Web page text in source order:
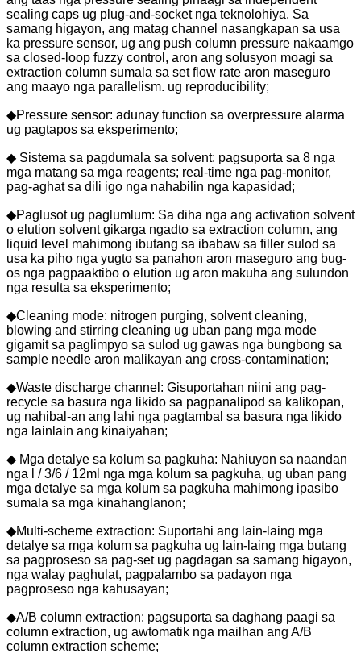
sealing caps ug plug-and-socket nga teknolohiya. Sa
samang higayon, ang matag channel nasangkapan sa usa
ka pressure sensor, ug ang push column pressure nakaamgo
sa closed-loop fuzzy control, aron ang solusyon moagi sa
extraction column sumala sa set flow rate aron maseguro
ang maayo nga parallelism. ug reproducibility;
◆Pressure sensor: adunay function sa overpressure alarma
ug pagtapos sa eksperimento;
◆ Sistema sa pagdumala sa solvent: pagsuporta sa 8 nga
mga matang sa mga reagents; real-time nga pag-monitor,
pag-aghat sa dili igo nga nahabilin nga kapasidad;
◆Paglusot ug paglumlum: Sa diha nga ang activation solvent
o elution solvent gikarga ngadto sa extraction column, ang
liquid level mahimong ibutang sa ibabaw sa filler sulod sa
usa ka piho nga yugto sa panahon aron maseguro ang bug-
os nga pagpaaktibo o elution ug aron makuha ang sulundon
nga resulta sa eksperimento;
◆Cleaning mode: nitrogen purging, solvent cleaning,
blowing and stirring cleaning ug uban pang mga mode
gigamit sa paglimpyo sa sulod ug gawas nga bungbong sa
sample needle aron malikayan ang cross-contamination;
◆Waste discharge channel: Gisuportahan niini ang pag-
recycle sa basura nga likido sa pagpanalipod sa kalikopan,
ug nahibal-an ang lahi nga pagtambal sa basura nga likido
nga lainlain ang kinaiyahan;
◆ Mga detalye sa kolum sa pagkuha: Nahiuyon sa naandan
nga l / 3/6 / 12ml nga mga kolum sa pagkuha, ug uban pang
mga detalye sa mga kolum sa pagkuha mahimong ipasibo
sumala sa mga kinahanglanon;
◆Multi-scheme extraction: Suportahi ang lain-laing mga
detalye sa mga kolum sa pagkuha ug lain-laing mga butang
sa pagproseso sa pag-set ug pagdagan sa samang higayon,
nga walay paghulat, pagpalambo sa padayon nga
pagproseso nga kahusayan;
◆A/B column extraction: pagsuporta sa daghang paagi sa
column extraction, ug awtomatik nga mailhan ang A/B
column extraction scheme;